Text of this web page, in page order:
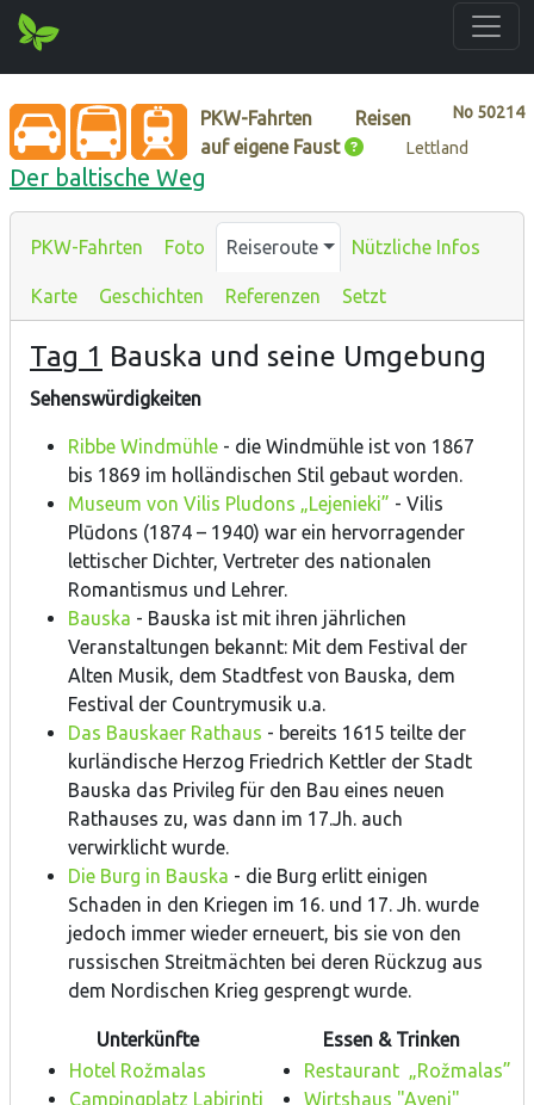
No 50214
PKW-Fahrten
Reisen
auf eigene Faust
Lettland
Der baltische Weg
PKW-Fahrten Foto Reiseroute Nützliche Infos
Karte Geschichten Referenzen Setzt
Tag 1 Bauska und seine Umgebung
Sehenswürdigkeiten
Ribbe Windmühle - die Windmühle ist von 1867
bis 1869 im holländischen Stil gebaut worden.
Museum von Vilis Pludons „Lejenieki” - Vilis
Plūdons (1874 – 1940) war ein hervorragender
lettischer Dichter, Vertreter des nationalen
Romantismus und Lehrer.
Bauska - Bauska ist mit ihren jährlichen
Veranstaltungen bekannt: Mit dem Festival der
Alten Musik, dem Stadtfest von Bauska, dem
Festival der Countrymusik u.a.
Das Bauskaer Rathaus - bereits 1615 teilte der
kurländische Herzog Friedrich Kettler der Stadt
Bauska das Privileg für den Bau eines neuen
Rathauses zu, was dann im 17.Jh. auch
verwirklicht wurde.
Die Burg in Bauska - die Burg erlitt einigen
Schaden in den Kriegen im 16. und 17. Jh. wurde
jedoch immer wieder erneuert, bis sie von den
russischen Streitmächten bei deren Rückzug aus
dem Nordischen Krieg gesprengt wurde.
Unterkünfte
Essen & Trinken
Hotel Rožmalas
Campingplatz Labirinti
Restaurant „Rožmalas”
Wirtshaus "Aveni"